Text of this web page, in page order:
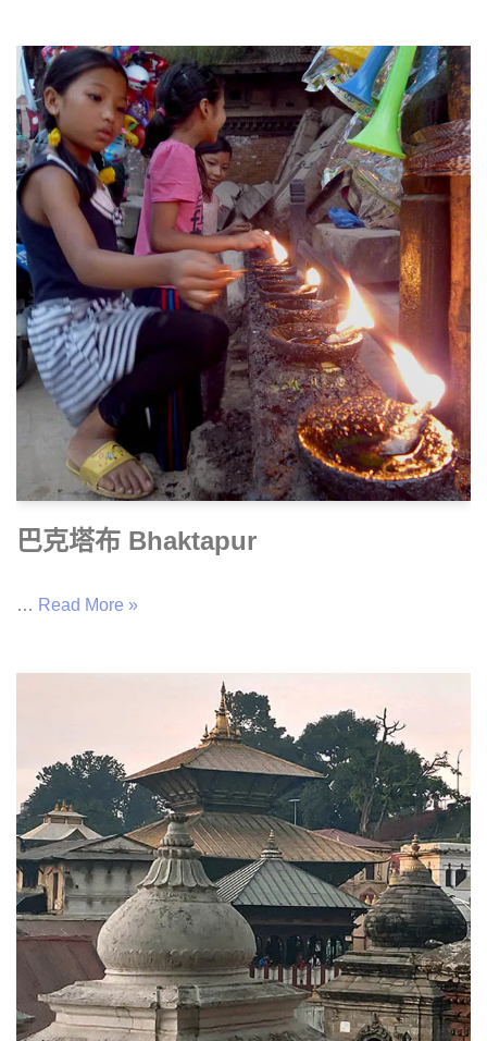
巴克塔布 Bhaktapur
… Read More »